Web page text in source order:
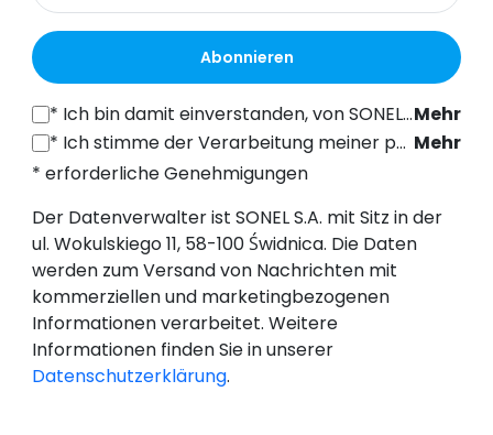
Abonnieren
* Ich bin damit einverstanden, von SONEL S.A. mit Sitz in der ul. Wokulskiego 11, 58-100 Świdnica, kommerzielle Informationen auf elektronischem Wege (an die angegebene E-Mail-Adresse) zu Marketingzwecken gemäß Art. 398 des Gesetzes vom 12. Juli 2024 über das Recht der elektronischen Kommunikation zu erhalten. Mehr
* Ich stimme der Verarbeitung meiner personenbezogenen Daten (E-Mail-Adresse) durch SONEL S.A. mit Sitz in ul. Wokulskiego 11, 58-100 Świdnica, zum Zwecke des Versands eines Newsletters mit kommerziellen und marketingbezogenen Informationen gemäß Art. 6 Abs. 1 Buchstabe a) der Datenschutz-Grundverordnung (DSGVO).
Mehr
* erforderliche Genehmigungen
Der Datenverwalter ist SONEL S.A. mit Sitz in der
ul. Wokulskiego 11, 58-100 Świdnica. Die Daten
werden zum Versand von Nachrichten mit
kommerziellen und marketingbezogenen
Informationen verarbeitet. Weitere
Informationen finden Sie in unserer
Datenschutzerklärung.